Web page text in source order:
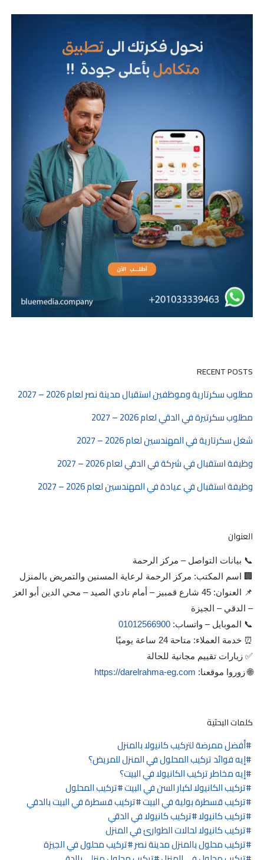
RECENT POSTS
مطلوب سكرتارية وموظفين استقبال مدينة نصر لعام 2026 – 2027
مطلوب سكرتيرة في الدقي لعام 2026 – 2027
شغل سكرتارية في المهندسين لعام 2026 – 2027
وظيفة استقبال في شركة في الدقي لعام 2026 – 2027
وظيفة استقبال في عيادة في المهندسين لعام 2026 – 2027
العنوان
📞 بيانات التواصل – مركز الرحمة
🏢 اسم المكتب: مركز الرحمة لرعاية المسنين والتمريض بالمنزل
📌 العنوان: 45 شارع قمبيز – أمام نادي الصيد – محي الدين أبو العز
– الدقي – الجيزة
📞 الموبايل – واتساب: 01012566900
⏰ خدمة العملاء: متاحة 24 ساعة يوميًا
✅ زيارات تقييم مجانية للحالة
🌐 زوروا موقعنا: https://darelrahma-eg.com
كلمات البحثية
أفضل ممرضة لتركيب كانيولا بالمنزل
إيه فوائد تركيب المحلول في المنزل للمريض؟
إيه مخاطر تركيب الكانيولا في البيت؟
تركيب الكانيولا لكبار السن في البيت تركيب المحلول
تركيب قسطرة بولية في البيت تركيب قسطرة في البيت بالدقي
تركيب كانيولا تركيب كانيولا في الدقي
تركيب كانيولا لحالات الطوارئ في المنزل
تركيب محلول بالمنزل مدينة نصر تركيب محلول في الجيزة